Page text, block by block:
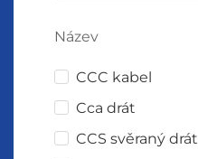
Název
CCC kabel
Cca drát
CCS svěraný drát